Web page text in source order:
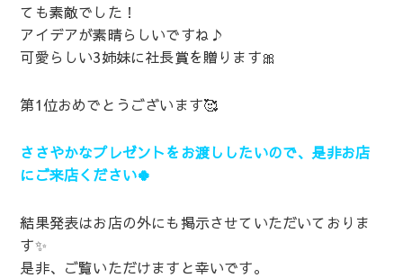
ても素敵でした！
アイデアが素晴らしいですね♪
可愛らしい3姉妹に社長賞を贈ります🎀
第1位おめでとうございます🥰
ささやかなプレゼントをお渡ししたいので、是非お店
にご来店ください🍀
結果発表はお店の外にも掲示させていただいておりま
す✨
是非、ご覧いただけますと幸いです。